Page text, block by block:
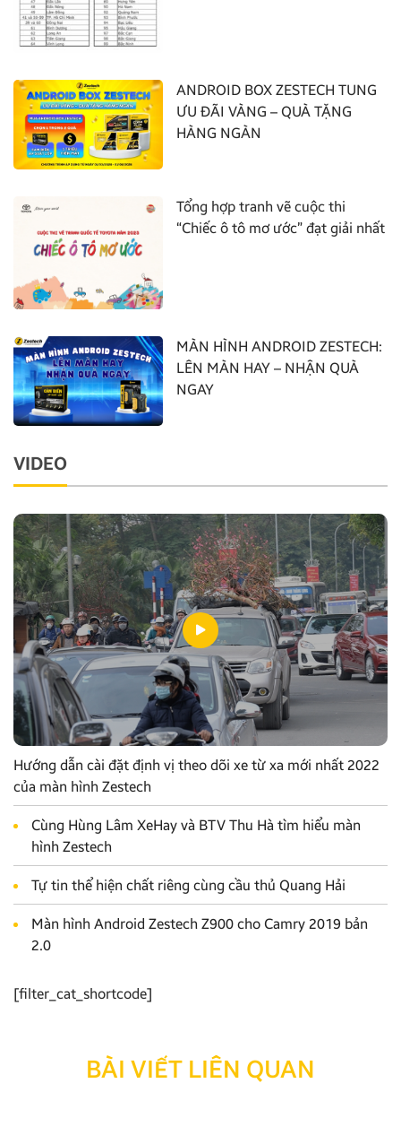
ANDROID BOX ZESTECH TUNG
ƯU ĐÃI VÀNG – QUÀ TẶNG
HÀNG NGÀN
Tổng hợp tranh vẽ cuộc thi
“Chiếc ô tô mơ ước” đạt giải nhất
MÀN HÌNH ANDROID ZESTECH:
LÊN MÀN HAY – NHẬN QUÀ
NGAY
VIDEO
Hướng dẫn cài đặt định vị theo dõi xe từ xa mới nhất 2022
của màn hình Zestech
Cùng Hùng Lâm XeHay và BTV Thu Hà tìm hiểu màn
hình Zestech
Tự tin thể hiện chất riêng cùng cầu thủ Quang Hải
Màn hình Android Zestech Z900 cho Camry 2019 bản
2.0
[filter_cat_shortcode]
BÀI VIẾT LIÊN QUAN